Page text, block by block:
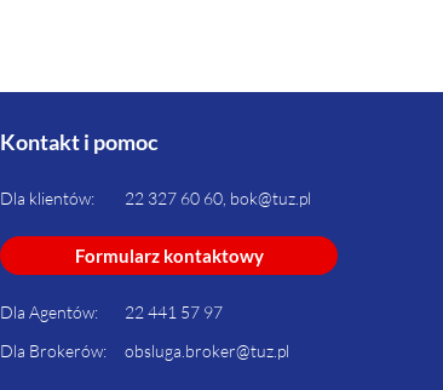
Kontakt i pomoc
Dla klientów: 22 327 60 60, bok@tuz.pl
Formularz kontaktowy
Dla Agentów:
22 441 57 97
Dla Brokerów:
obsluga.broker@tuz.pl